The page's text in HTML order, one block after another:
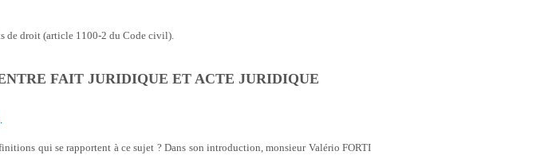
de droit (article 1100-2 du Code civil).
FAIT JURIDIQUE ET ACTE JURIDIQUE
qui se rapportent à ce sujet ? Dans son introduction, monsieur Valério FORTI